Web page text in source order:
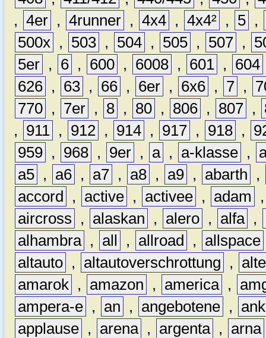
, 4er , 4runner , 4x4 , 4x4² , 5 ,
500x , 503 , 504 , 505 , 507 ,
5er , 6 , 600 , 6008 , 601 , 604
626 , 63 , 66 , 6er , 6x6 , 7 ,
770 , 7er , 8 , 80 , 806 , 807 ,
,
911 , 912 , 914 , 917 , 918 ,
959 , 968 , 9er , a , a-klasse ,
a5 , a6 , a7 , a8 , a9 , abarth
,
accord
, active , activee , adam
aircross
, alaskan , alero , alfa ,
alhambra , all , allroad , allspace
altauto , altautoverschrottung ,
amarok , amazon , america ,
ampera-e , an , angebotene ,
applause , arena , argenta , arna